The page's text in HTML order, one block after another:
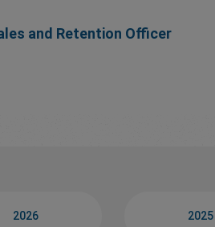
and Retention Officer
2026 2025